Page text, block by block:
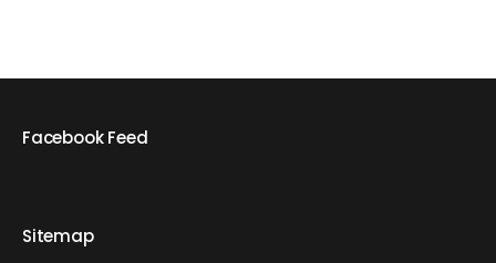
Facebook Feed
Sitemap